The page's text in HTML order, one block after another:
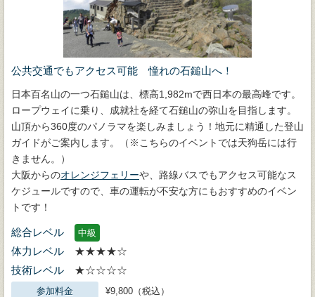
公共交通でもアクセス可能 憧れの石鎚山へ！
日本百名山の一つ石鎚山は、標高1,982mで西日本の最高峰です。
ロープウェイに乗り、成就社を経て石鎚山の弥山を目指します。
山頂から360度のパノラマを楽しみましょう！地元に精通した登山
ガイドがご案内します。（※こちらのイベントでは天狗岳には行
きません。）
大阪からのオレンジフェリーや、路線バスでもアクセス可能なス
ケジュールですので、車の運転が不安な方にもおすすめのイベン
トです！
総合レベル 中級
体力レベル
★★★★☆
技術レベル
★☆☆☆☆
参加料金 ¥9,800（税込）